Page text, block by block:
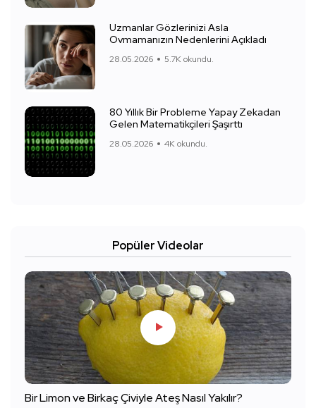
Uzmanlar Gözlerinizi Asla
Ovmamanızın Nedenlerini Açıkladı
28.05.2026 5.7K okundu.
80 Yıllık Bir Probleme Yapay Zekadan
Gelen Matematikçileri Şaşırttı
28.05.2026 4K okundu.
Popüler Videolar
Bir Limon ve Birkaç Çiviyle Ateş Nasıl Yakılır?